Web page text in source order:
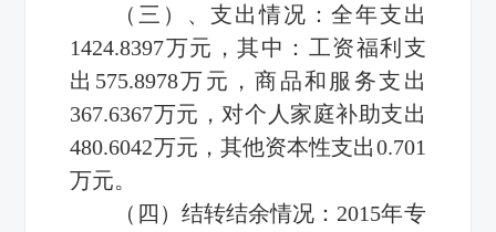
（三）、支出情况：全年支出
1424.8397万元，其中：工资福利支
出575.8978万元，商品和服务支出
367.6367万元，对个人家庭补助支出
480.6042万元，其他资本性支出0.701
万元。
（四）结转结余情况：2015年专